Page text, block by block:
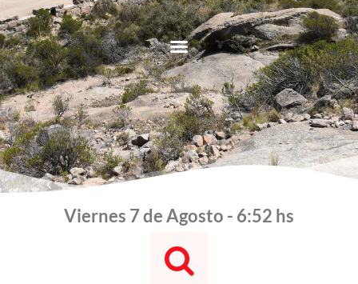
Viernes 7 de Agosto - 6:52 hs